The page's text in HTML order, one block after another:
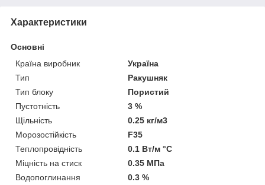
Характеристики
Основні
Країна виробник
Україна
Тип
Ракушняк
Тип блоку
Пористий
Пустотність
3 %
Щільність
0.25 кг/м3
Морозостійкість
F35
Теплопровідність
0.1 Вт/м °С
Міцність на стиск
0.35 МПа
Водопоглинання
0.3 %